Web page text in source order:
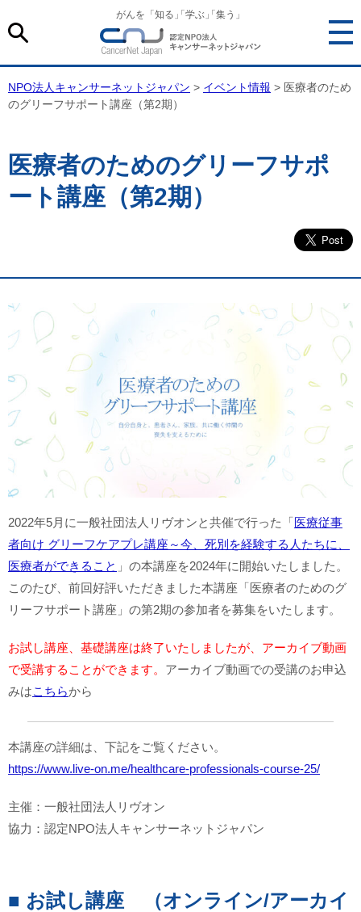
がんを「知る 「学ぶ 「集う」
NPO法人キャンサーネットジャパン > イベント情報 > 医療者のため
のグリーフサポート講座（第2期）
医療者のためのグリーフサポ
ート講座（第2期）
2022年5月に一般社団法人リヴオンと共催で行った「医療従事
者向け グリーフケアプレ講座～今、死別を経験する人たちに、
医療者ができること 」の本講座を2024年に開始いたしました。
このたび、前回好評いただきました本講座「医療者のためのグ
リーフサポート講座」の第2期の参加者を募集をいたします。
お試し講座、基礎講座は終了いたしましたが、アーカイブ動画
で受講することができます。 アーカイブ動画での受講のお申込
みはこちらから
本講座の詳細は、下記をご覧ください。
https://www.live-on.me/healthcare-professionals-course-25/
主催：一般社団法人リヴオン
協力：認定NPO法人キャンサーネットジャパン
■ お試し講座 （オンライン/アーカイ